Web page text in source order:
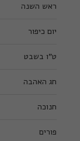
ראש השנה
יום כיפור
ט”ו בשבט
חג האהבה
חנוכה
פורים